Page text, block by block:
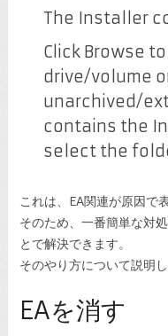
The Installer
Click Browse
drive/volume
unarchived/
contains the
select the
これは、EA関連が原因で
そのため、一番簡単な対
とで解決できます。
そのやり方について説明し
EAを消す